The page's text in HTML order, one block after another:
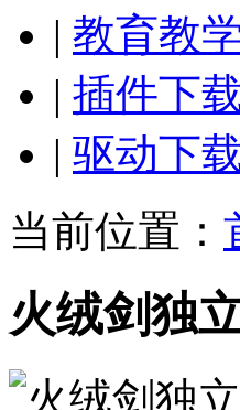
| 教育教
| 插件下
| 驱动下
当前位置：
火绒剑独